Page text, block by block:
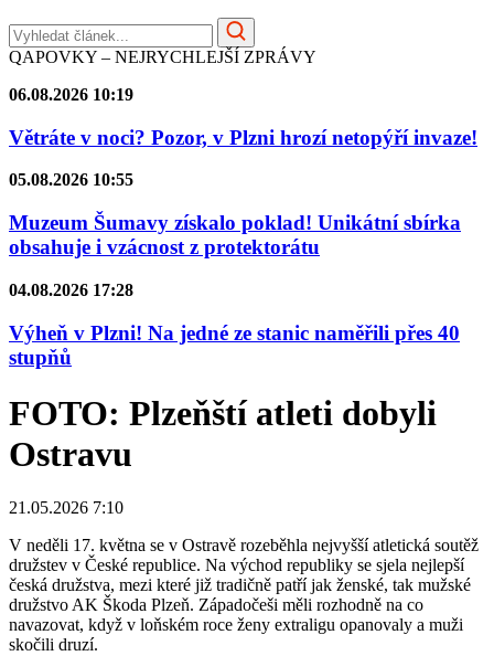
QAPOVKY – NEJRYCHLEJŠÍ ZPRÁVY
06.08.2026 10:19
Větráte v noci? Pozor, v Plzni hrozí netopýří invaze!
05.08.2026 10:55
Muzeum Šumavy získalo poklad! Unikátní sbírka
obsahuje i vzácnost z protektorátu
04.08.2026 17:28
Výheň v Plzni! Na jedné ze stanic naměřili přes 40
stupňů
FOTO: Plzeňští atleti dobyli
Ostravu
21.05.2026 7:10
V neděli 17. května se v Ostravě rozeběhla nejvyšší atletická soutěž
družstev v České republice. Na východ republiky se sjela nejlepší
česká družstva, mezi které již tradičně patří jak ženské, tak mužské
družstvo AK Škoda Plzeň. Západočeši měli rozhodně na co
navazovat, když v loňském roce ženy extraligu opanovaly a muži
skočili druzí.